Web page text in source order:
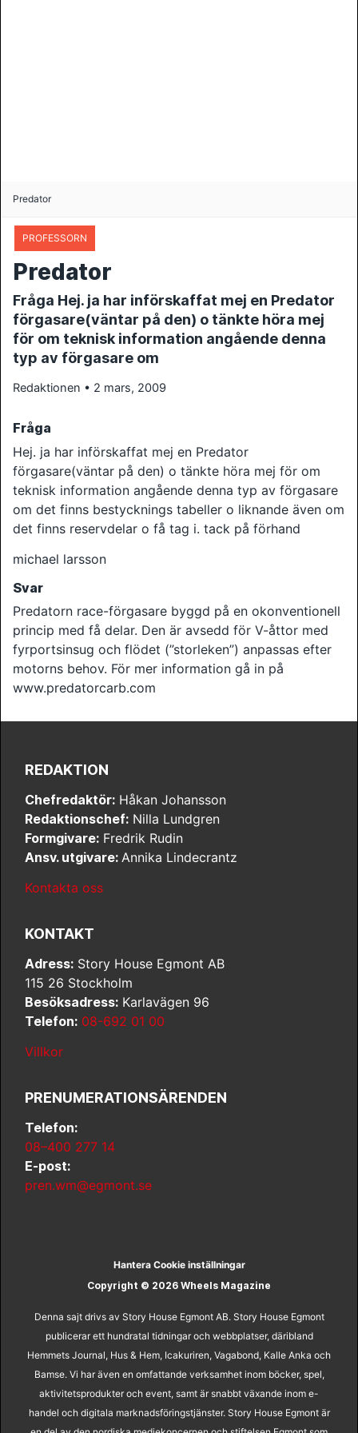
Predator
PROFESSORN
Predator
Fråga Hej. ja har införskaffat mej en Predator
förgasare(väntar på den) o tänkte höra mej
för om teknisk information angående denna
typ av förgasare om
Redaktionen • 2 mars, 2009
Fråga
Hej. ja har införskaffat mej en Predator
förgasare(väntar på den) o tänkte höra mej för om
teknisk information angående denna typ av förgasare
om det finns bestycknings tabeller o liknande även om
det finns reservdelar o få tag i. tack på förhand
michael larsson
Svar
Predatorn race-förgasare byggd på en okonventionell
princip med få delar. Den är avsedd för V-åttor med
fyrportsinsug och flödet (”storleken”) anpassas efter
motorns behov. För mer information gå in på
www.predatorcarb.com
REDAKTION
Chefredaktör: Håkan Johansson
Redaktionschef: Nilla Lundgren
Formgivare: Fredrik Rudin
Ansv. utgivare: Annika Lindecrantz
Kontakta oss
KONTAKT
Adress: Story House Egmont AB
115 26 Stockholm
Besöksadress: Karlavägen 96
Telefon: 08-692 01 00
Villkor
PRENUMERATIONSÄRENDEN
Telefon:
08–400 277 14
E-post:
pren.wm@egmont.se
Hantera Cookie inställningar
Copyright © 2026 Wheels Magazine
Denna sajt drivs av Story House Egmont AB. Story House Egmont
publicerar ett hundratal tidningar och webbplatser, däribland
Hemmets Journal, Hus & Hem, Icakuriren, Vagabond, Kalle Anka och
Bamse. Vi har även en omfattande verksamhet inom böcker, spel,
aktivitetsprodukter och event, samt är snabbt växande inom e-
handel och digitala marknadsföringstjänster. Story House Egmont är